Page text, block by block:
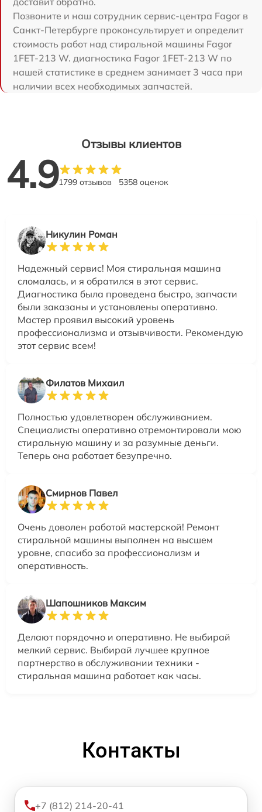
Позвоните и наш сотрудник сервис-центра Fagor в
Санкт-Петербурге проконсультирует и определит
стоимость работ над стиральной машины Fagor
1FET-213 W. диагностика Fagor 1FET-213 W по
нашей статистике в среднем занимает 3 часа при
наличии всех необходимых запчастей.
Отзывы клиентов
4.91799 отзывов 5358 оценок
Никулин Роман
Надежный сервис! Моя стиральная машина
сломалась, и я обратился в этот сервис.
Диагностика была проведена быстро, запчасти
были заказаны и установлены оперативно.
Мастер проявил высокий уровень
профессионализма и отзывчивости. Рекомендую
этот сервис всем!
Филатов Михаил
Полностью удовлетворен обслуживанием.
Специалисты оперативно отремонтировали мою
стиральную машину и за разумные деньги.
Теперь она работает безупречно.
Смирнов Павел
Очень доволен работой мастерской! Ремонт
стиральной машины выполнен на высшем
уровне, спасибо за профессионализм и
оперативность.
Шапошников Максим
Делают порядочно и оперативно. Не выбирай
мелкий сервис. Выбирай лучшее крупное
партнерство в обслуживании техники -
стиральная машина работает как часы.
Контакты
+7 (812) 214-20-41